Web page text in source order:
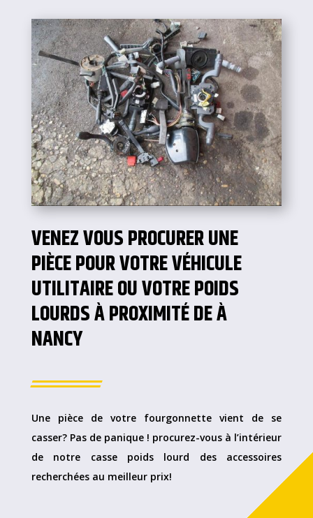
VENEZ VOUS PROCURER UNE
PIÈCE POUR VOTRE VÉHICULE
UTILITAIRE OU VOTRE POIDS
LOURDS À PROXIMITÉ DE À
NANCY
Une pièce de votre fourgonnette vient de se
casser? Pas de panique ! procurez-vous à l’intérieur
de notre casse poids lourd des accessoires
recherchées au meilleur prix!